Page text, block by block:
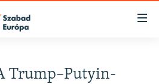
Trump–Putyin-